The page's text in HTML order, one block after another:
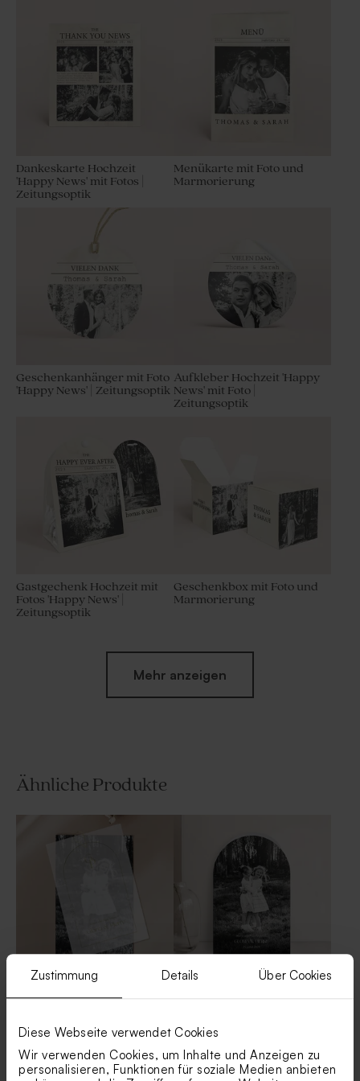
Zustimmung Details Über Cookies
Diese Webseite verwendet Cookies
Wir verwenden Cookies, um Inhalte und Anzeigen zu
personalisieren, Funktionen für soziale Medien anbieten
Dankeskarte Hochzeit
'Happy News' mit Fotos |
Zeitungsoptik
Menükarte mit Foto und
Marmorierung
Geschenkanhänger mit Foto
'Happy News' | Zeitungsoptik
Aufkleber Hochzeit 'Happy
News' mit Foto |
Zeitungsoptik
Gastgechenk Hochzeit mit
Fotos 'Happy News' |
Zeitungsoptik
Geschenkbox mit Foto und
Marmorierung
Serviettenbanderole mit
Kirchenheft mit Foto und
Marmorierung
Marmorierung
Mehr anzeigen
Ähnliche Produkte
Hochzeitseinladung mit Foto
und goldenem FensterbogenHochzeitseinladung in